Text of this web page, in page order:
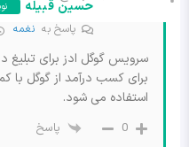
حسین قبیله
پاسخ به نغمه
سرویس گوگل ادز برای تبلیغ
برای کسب درآمد از گوگل
استفاده می شود.
0 پاسخ